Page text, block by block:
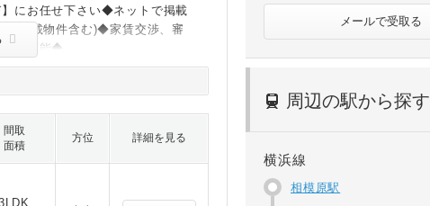
メールで受取る
周辺の駅から探す
横浜線
相模原駅
にお任せ下さい◆ネットで掲載
様掲載物件含む)◆家賃交渉、審
済可能◆
間取
面積
方位 詳細を見る